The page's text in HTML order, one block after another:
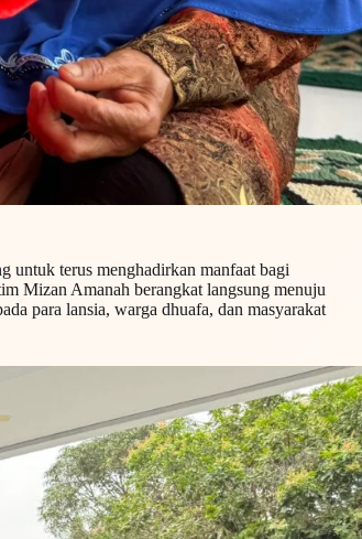
untuk terus menghadirkan manfaat bagi
Mizan Amanah berangkat langsung menuju
para lansia, warga dhuafa, dan masyarakat